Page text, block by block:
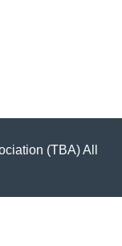
(TBA) All